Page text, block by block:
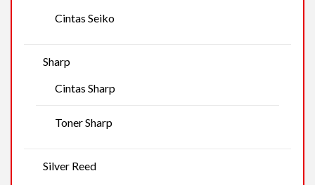
Cintas Seiko
Sharp
Cintas Sharp
Toner Sharp
Silver Reed